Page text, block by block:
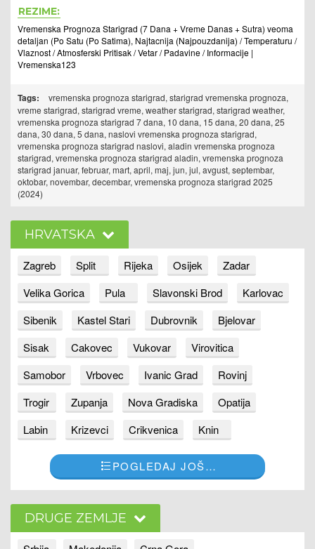
REZIME:
Vremenska Prognoza Starigrad (7 Dana + Vreme Danas + Sutra) veoma
detaljan (Po Satu (Po Satima), Najtacnija (Najpouzdanija) / Temperaturu /
Vlaznost / Atmosferski Pritisak / Vetar / Padavine / Informacije |
Vremenska123
Tags:
vremenska prognoza starigrad, starigrad vremenska prognoza,
vreme starigrad, starigrad vreme, weather starigrad, starigrad weather,
vremenska prognoza starigrad 7 dana, 10 dana, 15 dana, 20 dana, 25
dana, 30 dana, 5 dana, naslovi vremenska prognoza starigrad,
vremenska prognoza starigrad naslovi, aladin vremenska prognoza
starigrad, vremenska prognoza starigrad aladin, vremenska prognoza
starigrad januar, februar, mart, april, maj, jun, jul, avgust, septembar,
oktobar, novembar, decembar, vremenska prognoza starigrad 2025
(2024)
HRVATSKA
Zagreb Split Rijeka Osijek
Zadar
Velika Gorica
Pula Slavonski Brod
Karlovac
Sibenik
Kastel Stari Dubrovnik
Bjelovar
Sisak
Cakovec Vukovar
Virovitica
Samobor
Vrbovec Ivanic Grad
Rovinj
Trogir
Zupanja Nova Gradiska
Opatija
Labin
Krizevci Crikvenica Knin
POGLEDAJ JOŠ…
DRUGE ZEMLJE